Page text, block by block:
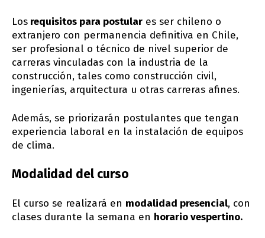
Los requisitos para postular es ser chileno o
extranjero con permanencia definitiva en Chile,
ser profesional o técnico de nivel superior de
carreras vinculadas con la industria de la
construcción, tales como construcción civil,
ingenierías, arquitectura u otras carreras afines.
Además, se priorizarán postulantes que tengan
experiencia laboral en la instalación de equipos
de clima.
Modalidad del curso
El curso se realizará en modalidad presencial, con
clases durante la semana en horario vespertino.